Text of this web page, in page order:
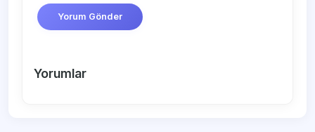
Yorum Gönder
Yorumlar